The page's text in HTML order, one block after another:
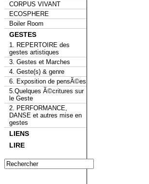
CORPUS VIVANT
ECOSPHERE
Boiler Room
GESTES
1. REPERTOIRE des
gestes artistiques
3. Gestes et Marches
4. Geste(s) & genre
6. Exposition de pensÃ©es
5.Quelques Ã©critures sur
le Geste
2. PERFORMANCE,
DANSE et autres mise en
gestes
LIENS
LIRE